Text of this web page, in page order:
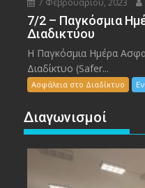
7 Φεβρουαρίου, 2023
7/2 – Παγκόσμια
Διαδικτύου
Η Παγκόσμια Ημέρα
Διαδίκτυο (Safer...
Ασφάλεια στο Διαδίκτυο
Διαγωνισμοί